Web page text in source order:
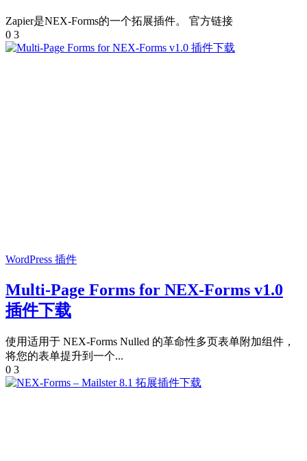
Zapier是NEX-Forms的一个拓展插件。 官方链接
0 3
WordPress 插件
Multi-Page Forms for NEX-Forms v1.0
插件下载
使用适用于 NEX-Forms Nulled 的革命性多页表单附加组件，
将您的表单提升到一个...
0 3